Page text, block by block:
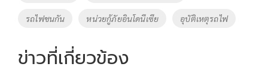
o
k
n
k
รถไฟชนกัน หน่วยกู้ภัยอินโดนีเซีย อุบัติเหตุรถไฟ
ข่าวที่เกี่ยวข้อง